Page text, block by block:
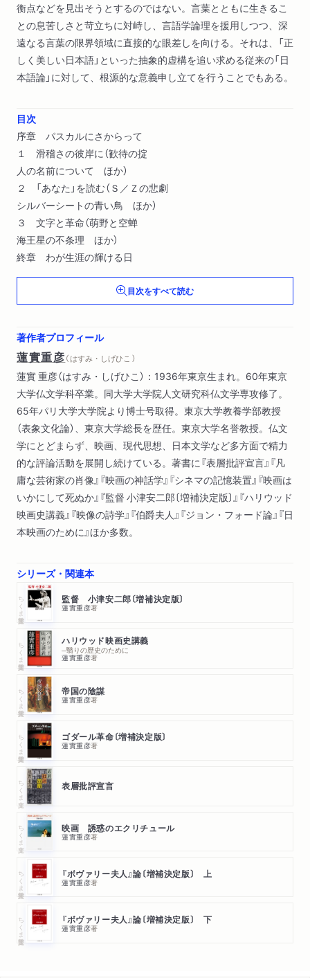
衡点などを見出そうとするのではない。言葉とともに生きるこ
との息苦しさと苛立ちに対峙し、言語学論理を援用しつつ、深
遠なる言葉の限界領域に直接的な眼差しを向ける。それは、「正
しく美しい日本語」といった抽象的虚構を追い求める従来の「日
本語論」に対して、根源的な意義申し立てを行うことでもある。
目次
序章 パスカルにさからって
１ 滑稽さの彼岸に（歓待の掟
人の名前について ほか）
２ 「あなた」を読む（Ｓ／Ｚの悲劇
シルバーシートの青い鳥 ほか）
３ 文字と革命（萌野と空蝉
海王星の不条理 ほか）
終章 わが生涯の輝ける日
目次をすべて読む
著作者プロフィール
蓮實重彦（ はすみ・しげひこ ）
蓮實 重彦（はすみ・しげひこ）：1936年東京生まれ。60年東京
大学仏文学科卒業。同大学大学院人文研究科仏文学専攻修了。
65年パリ大学大学院より博士号取得。東京大学教養学部教授
（表象文化論）、東京大学総長を歴任。東京大学名誉教授。仏文
学にとどまらず、映画、現代思想、日本文学など多方面で精力
的な評論活動を展開し続けている。著書に『表層批評宣言』『凡
庸な芸術家の肖像』『映画の神話学』『シネマの記憶装置』『映画は
いかにして死ぬか』『監督 小津安二郎〔増補決定版〕』『ハリウッド
映画史講義』『映像の詩学』『伯爵夫人』『ジョン・フォード論』『日
本映画のために』ほか多数。
シリーズ・関連本
ちくま学芸文庫 監督 小津安二郎〔増補決定版〕
蓮實重彦著
ちくま学芸文庫 ハリウッド映画史講義
─翳りの歴史のために
蓮實重彦著
ちくま学芸文庫 帝国の陰謀
蓮實重彦著
ちくま学芸文庫 ゴダール革命〔増補決定版〕
蓮實重彦著
ちくま文庫 表層批評宣言
ちくま文庫 映画 誘惑のエクリチュール
蓮實重彦著
ちくま学芸文庫 『ボヴァリー夫人』論〔増補決定版〕 上
蓮實重彦著
ちくま学芸文庫 『ボヴァリー夫人』論〔増補決定版〕 下
蓮實重彦著